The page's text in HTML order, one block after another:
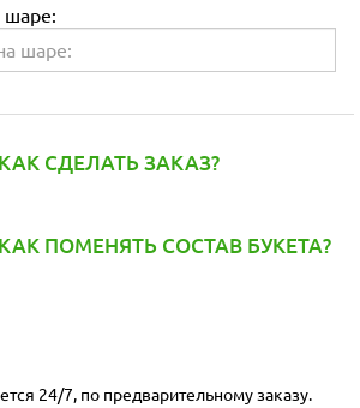
шаре:
КАК СДЕЛАТЬ ЗАКАЗ?
КАК ПОМЕНЯТЬ СОСТАВ БУКЕТА?
24/7, по предварительному заказу.